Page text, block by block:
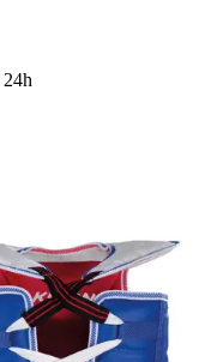
24h